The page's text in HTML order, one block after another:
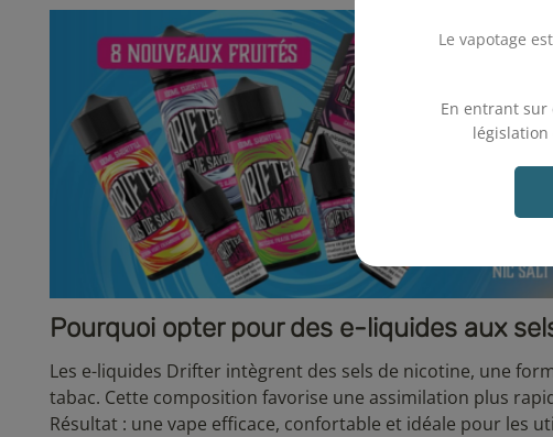
Le vapotage
En entrant sur
Pourquoi opter pour des e-liquides aux
Les e-liquides Drifter intègrent des sels de nicotine, une
tabac. Cette composition favorise une assimilation plus
Résultat : une vape efficace, confortable et idéale pour les